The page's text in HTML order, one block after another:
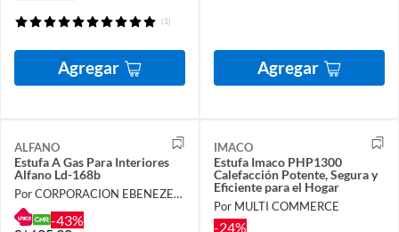
(1)
Agregar Agregar
ALFANO
Estufa A Gas Para Interiores
Alfano Ld-168b
Por CORPORACION EBENEZER PERU
-43%
IMACO
Estufa Imaco PHP1300
Calefacción Potente, Segura y
Eficiente para el Hogar
Por MULTI COMMERCE
-24%